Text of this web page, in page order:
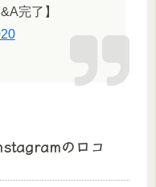
完了】
の口コ